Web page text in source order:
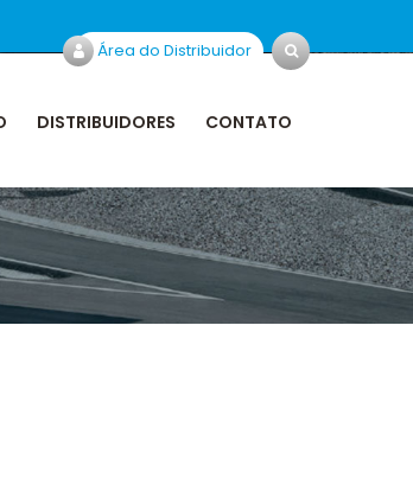
Área do Distribuidor
DISTRIBUIDORES CONTATO